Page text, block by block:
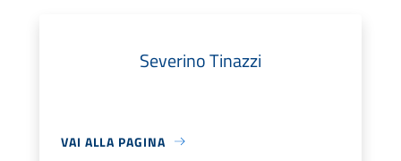
Severino Tinazzi
VAI ALLA PAGINA